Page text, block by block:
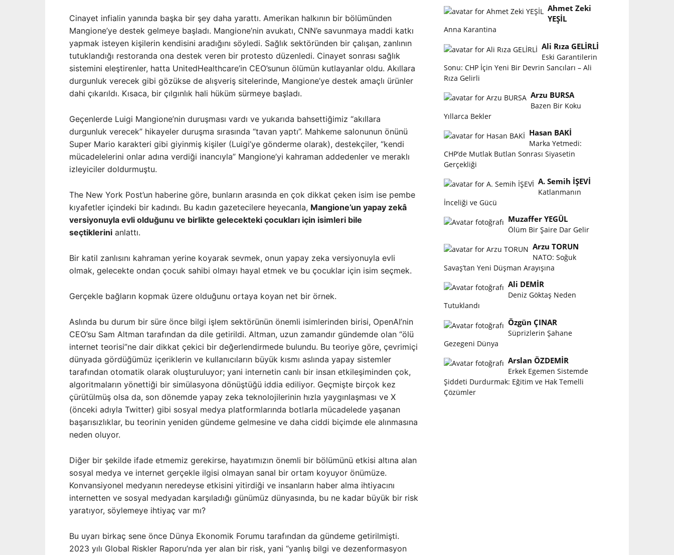
Cinayet infialin yanında başka bir şey daha yarattı. Amerikan halkının bir bölümünden
Mangione’ye destek gelmeye başladı. Mangione’nin avukatı, CNN’e savunmaya maddi katkı
yapmak isteyen kişilerin kendisini aradığını söyledi. Sağlık sektöründen bir çalışan, zanlının
tutuklandığı restoranda ona destek veren bir protesto düzenledi. Cinayet sonrası sağlık
sistemini eleştirenler, hatta UnitedHealthcare’in CEO’sunun ölümün kutlayanlar oldu. Akıllara
durgunluk verecek gibi gözükse de alışveriş sitelerinde, Mangione’ye destek amaçlı ürünler
dahi çıkarıldı. Kısaca, bir çılgınlık hali hüküm sürmeye başladı.
Geçenlerde Luigi Mangione’nin duruşması vardı ve yukarıda bahsettiğimiz “akıllara
durgunluk verecek” hikayeler duruşma sırasında “tavan yaptı”. Mahkeme salonunun önünü
Super Mario karakteri gibi giyinmiş kişiler (Luigi’ye gönderme olarak), destekçiler, “kendi
mücadelelerini onlar adına verdiği inancıyla” Mangione’yi kahraman addedenler ve meraklı
izleyiciler doldurmuştu.
The New York Post’un haberine göre, bunların arasında en çok dikkat çeken isim ise pembe
kıyafetler içindeki bir kadındı. Bu kadın gazetecilere heyecanla, Mangione’un yapay zekâ
versiyonuyla evli olduğunu ve birlikte gelecekteki çocukları için isimleri bile
seçtiklerini anlattı.
Bir katil zanlısını kahraman yerine koyarak sevmek, onun yapay zeka versiyonuyla evli
olmak, gelecekte ondan çocuk sahibi olmayı hayal etmek ve bu çocuklar için isim seçmek.
Gerçekle bağların kopmak üzere olduğunu ortaya koyan net bir örnek.
Aslında bu durum bir süre önce bilgi işlem sektörünün önemli isimlerinden birisi, OpenAI’nin
CEO’su Sam Altman tarafından da dile getirildi. Altman, uzun zamandır gündemde olan “ölü
internet teorisi”ne dair dikkat çekici bir değerlendirmede bulundu. Bu teoriye göre, çevrimiçi
dünyada gördüğümüz içeriklerin ve kullanıcıların büyük kısmı aslında yapay sistemler
tarafından otomatik olarak oluşturuluyor; yani internetin canlı bir insan etkileşiminden çok,
algoritmaların yönettiği bir simülasyona dönüştüğü iddia ediliyor. Geçmişte birçok kez
çürütülmüş olsa da, son dönemde yapay zeka teknolojilerinin hızla yaygınlaşması ve X
(önceki adıyla Twitter) gibi sosyal medya platformlarında botlarla mücadelede yaşanan
başarısızlıklar, bu teorinin yeniden gündeme gelmesine ve daha ciddi biçimde ele alınmasına
neden oluyor.
Diğer bir şekilde ifade etmemiz gerekirse, hayatımızın önemli bir bölümünü etkisi altına alan
sosyal medya ve internet gerçekle ilgisi olmayan sanal bir ortam koyuyor önümüze.
Konvansiyonel medyanın neredeyse etkisini yitirdiği ve insanların haber alma ihtiyacını
internetten ve sosyal medyadan karşıladığı günümüz dünyasında, bu ne kadar büyük bir risk
yaratıyor, söylemeye ihtiyaç var mı?
Bu uyarı birkaç sene önce Dünya Ekonomik Forumu tarafından da gündeme getirilmişti.
2023 yılı Global Riskler Raporu’nda yer alan bir risk, yani “yanlış bilgi ve dezenformasyon
Ahmet Zeki
YEŞİL
Anna Karantina
Ali Rıza GELİRLİ
Eski Garantilerin
Sonu: CHP İçin Yeni Bir Devrin Sancıları – Ali
Rıza Gelirli
Arzu BURSA
Bazen Bir Koku
Yıllarca Bekler
Hasan BAKİ
Marka Yetmedi:
CHP’de Mutlak Butlan Sonrası Siyasetin
Gerçekliği
A. Semih İŞEVİ
Katlanmanın
İnceliği ve Gücü
Muzaffer YEGÜL
Ölüm Bir Şaire Dar Gelir
Arzu TORUN
NATO: Soğuk
Savaş’tan Yeni Düşman Arayışına
Ali DEMİR
Deniz Göktaş Neden
Tutuklandı
Özgün ÇINAR
Süprizlerin Şahane
Gezegeni Dünya
Arslan ÖZDEMİR
Erkek Egemen Sistemde
Şiddeti Durdurmak: Eğitim ve Hak Temelli
Çözümler